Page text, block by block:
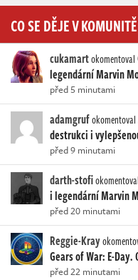
CO SE DĚJE V KOMUNITĚ
cukamartokomentoval
legendární Marvin
před 5 minutami
adamgrufokomentoval
destrukci i
před 9 minutami
darth-stofiokomentoval
i legendární Marvin
před 20 minutami
Reggie-Kray
Gears of War: E-
před 22 minutami